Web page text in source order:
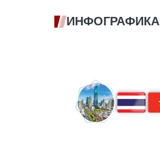
ИНФОГРАФИКА